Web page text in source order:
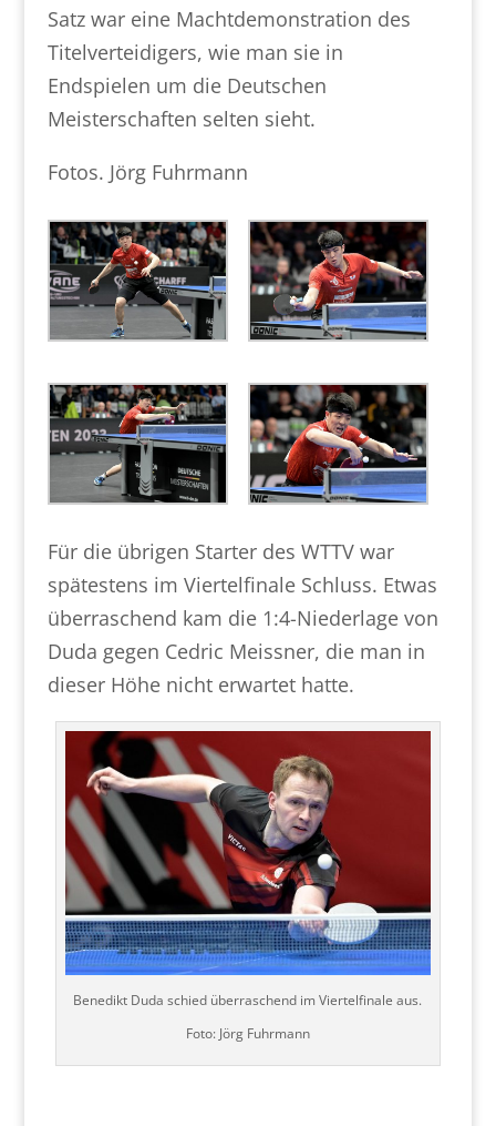
Satz war eine Machtdemonstration des
Titelverteidigers, wie man sie in
Endspielen um die Deutschen
Meisterschaften selten sieht.
Fotos. Jörg Fuhrmann
Für die übrigen Starter des WTTV war
spätestens im Viertelfinale Schluss. Etwas
überraschend kam die 1:4-Niederlage von
Duda gegen Cedric Meissner, die man in
dieser Höhe nicht erwartet hatte.
Benedikt Duda schied überraschend im Viertelfinale aus.
Foto: Jörg Fuhrmann